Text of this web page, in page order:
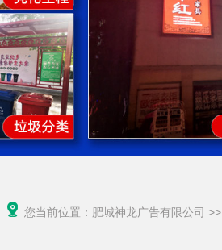
您当前位置： 肥城神龙广告有限公司 >>